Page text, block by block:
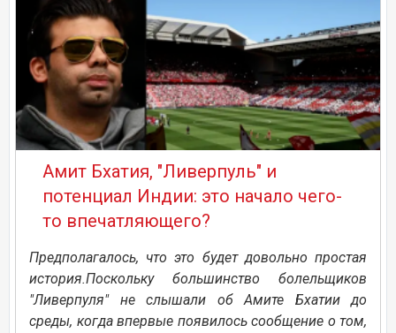
Амит Бхатия, "Ливерпуль" и
потенциал Индии: это начало чего-
то впечатляющего?
Предполагалось, что это будет довольно простая
история.Поскольку большинство болельщиков
"Ливерпуля" не слышали об Амите Бхатии до
среды, когда впервые появилось сообщение о том,